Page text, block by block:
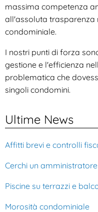
massima competenza
all'assoluta trasparenza
condominiale.
I nostri punti di forza
gestione e l'efficienza
problematica che
singoli condomini.
Ultime News
Affitti brevi e controlli
Cerchi un
Piscine su terrazzi e
Morosità condominiale